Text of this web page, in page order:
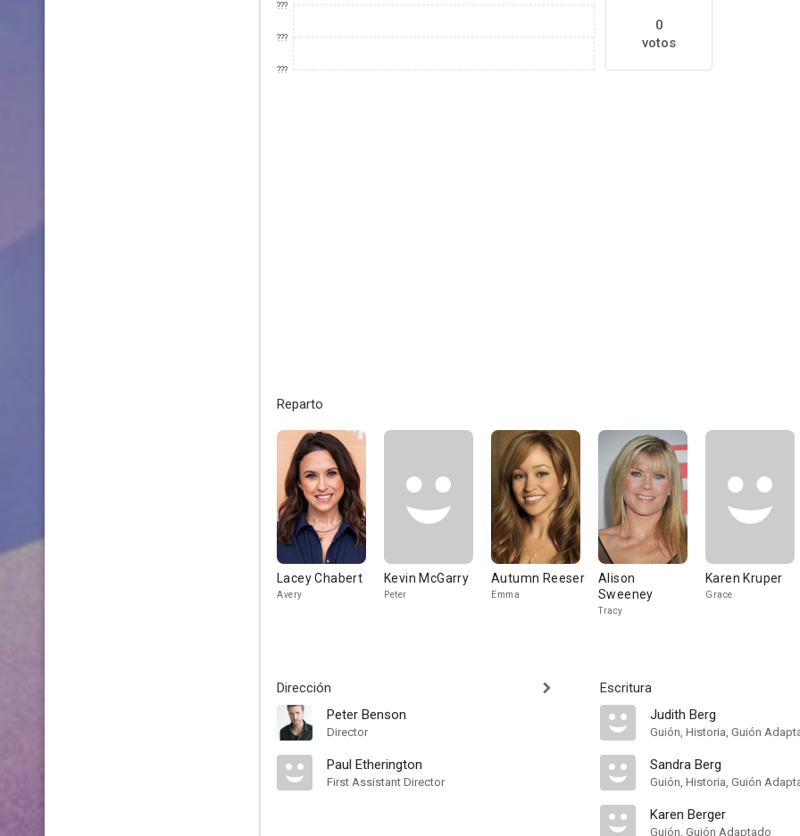
???
???
???
0
votos
Reparto
Lacey Chabert
Avery
Kevin McGarry
Peter
Autumn Reeser
Emma
Alison
Sweeney
Tracy
Karen Kruper
Grace
Dirección
Peter Benson
Director
Paul Etherington
First Assistant Director
Escritura
Judith Berg
Guión, Historia, Guión
Sandra Berg
Guión, Historia, Guión
Karen Berger
Guión, Guión Adaptado